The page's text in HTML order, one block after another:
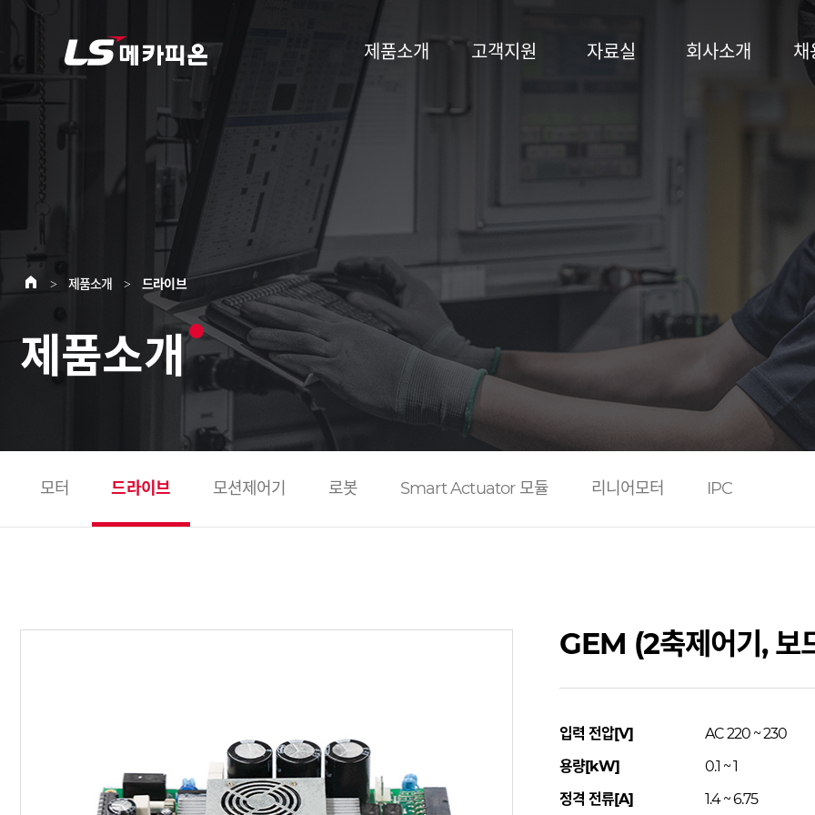
제품소개 고객지원 자료실 회사소개 채
> 제품소개 > 드라이브
제품소개
모터 드라이브 모션제어기 로봇 Smart Actuator 모듈 리니어모터 IPC
GEM (2축제어기, 보
입력 전압[V]
AC 220 ~ 230
용량[kW]
0.1 ~ 1
정격 전류[A]
1.4 ~ 6.75